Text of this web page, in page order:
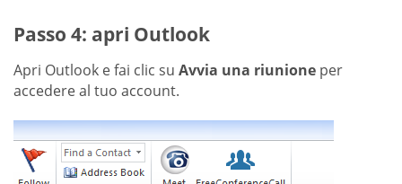
Passo 4: apri Outlook
Apri Outlook e fai clic su Avvia una riunione per
accedere al tuo account.